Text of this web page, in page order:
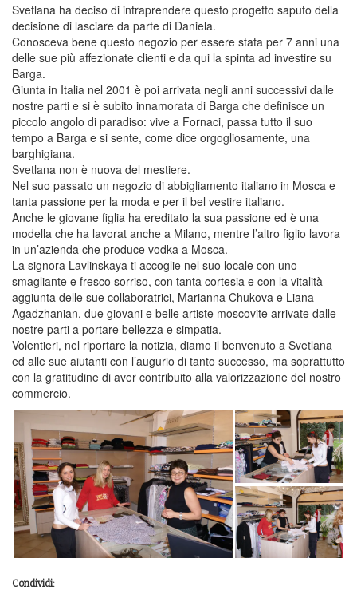
Svetlana ha deciso di intraprendere questo progetto saputo della
decisione di lasciare da parte di Daniela.
Conosceva bene questo negozio per essere stata per 7 anni una
delle sue più affezionate clienti e da qui la spinta ad investire su
Barga.
Giunta in Italia nel 2001 è poi arrivata negli anni successivi dalle
nostre parti e si è subito innamorata di Barga che definisce un
piccolo angolo di paradiso: vive a Fornaci, passa tutto il suo
tempo a Barga e si sente, come dice orgogliosamente, una
barghigiana.
Svetlana non è nuova del mestiere.
Nel suo passato un negozio di abbigliamento italiano in Mosca e
tanta passione per la moda e per il bel vestire italiano.
Anche le giovane figlia ha ereditato la sua passione ed è una
modella che ha lavorat anche a Milano, mentre l’altro figlio lavora
in un’azienda che produce vodka a Mosca.
La signora Lavlinskaya ti accoglie nel suo locale con uno
smagliante e fresco sorriso, con tanta cortesia e con la vitalità
aggiunta delle sue collaboratrici, Marianna Chukova e Liana
Agadzhanian, due giovani e belle artiste moscovite arrivate dalle
nostre parti a portare bellezza e simpatia.
Volentieri, nel riportare la notizia, diamo il benvenuto a Svetlana
ed alle sue aiutanti con l’augurio di tanto successo, ma soprattutto
con la gratitudine di aver contribuito alla valorizzazione del nostro
commercio.
Condividi: